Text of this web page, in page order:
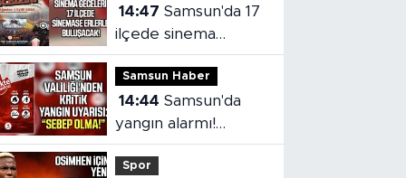
14:47 Samsun'da 17
ilçede sinema
geceleri!
Samsun Haber
14:44 Samsun'da
yangın alarmı!
Valilikten
vatandaşlara önemli
Spor